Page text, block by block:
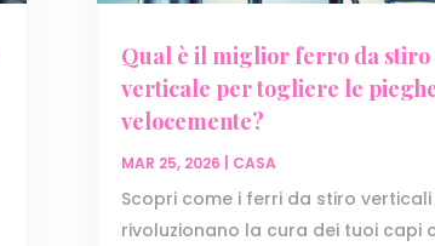
Qual è il miglior ferro da stiro
verticale per togliere le
velocemente?
MAR 25, 2026 CASA
Scopri come i ferri da stiro verticali
rivoluzionano la cura dei tuoi capi